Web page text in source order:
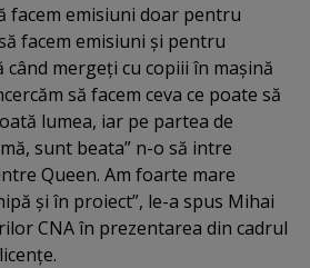
facem emisiuni doar pentru
facem emisiuni şi pentru
mergeţi cu copiii în maşină
să facem ceva ce poate să
lumea, iar pe partea de
sunt beata” n-o să intre
Queen. Am foarte mare
şi în proiect”, le-a spus Mihai
CNA în prezentarea din cadrul